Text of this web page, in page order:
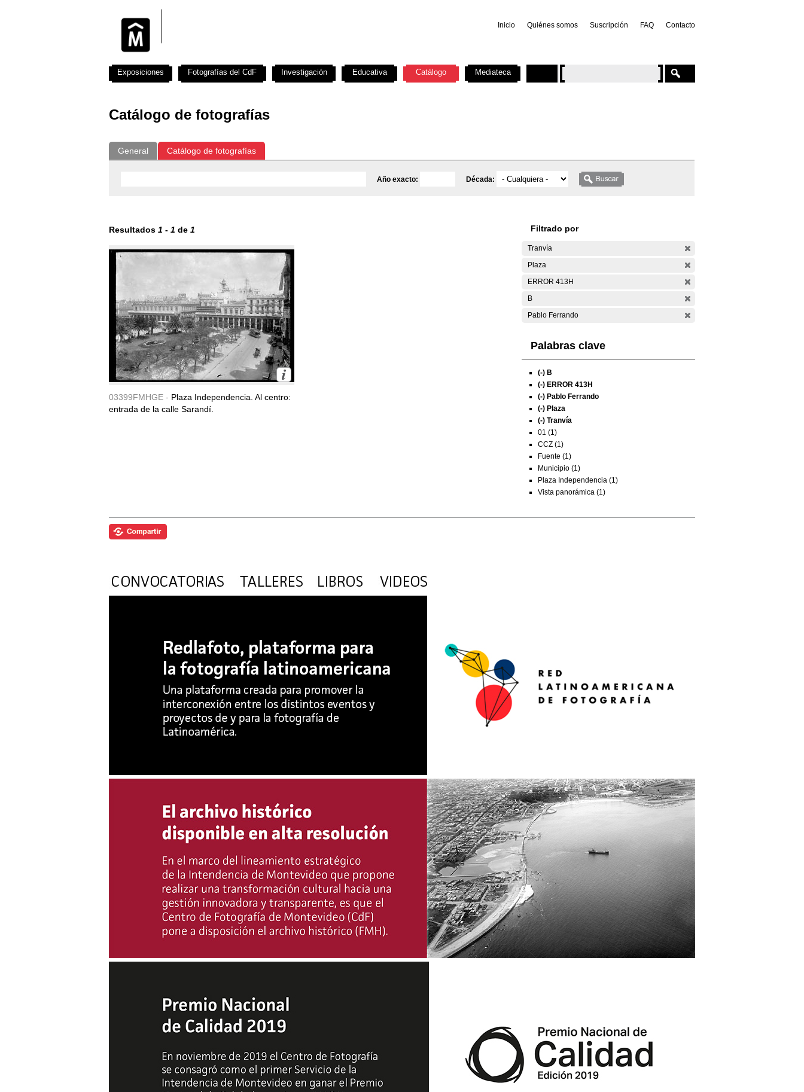
Inicio Quiénes somos Suscripción FAQ Contacto
Catálogo de fotografías
General Catálogo de fotografías
Año exacto: Década:
Resultados 1 - 1 de 1
03399FMHGE - Plaza Independencia. Al centro:
entrada de la calle Sarandí.
Filtrado por
Tranvía
Plaza
ERROR 413H
B
Pablo Ferrando
Palabras clave
(-) B
(-) ERROR 413H
(-) Pablo Ferrando
(-) Plaza
(-) Tranvía
01 (1)
CCZ (1)
Fuente (1)
Municipio (1)
Plaza Independencia (1)
Vista panorámica (1)
Exposiciones Fotografías del CdF Investigación Educativa Catálogo Mediateca